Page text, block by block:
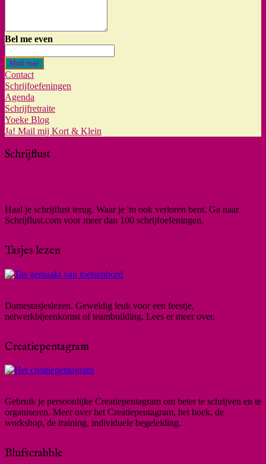
Bel me even
Mail me!
Contact
Schrijfoefeningen
Agenda
Schrijfretraite
Yoeke Blog
Ja! Mail mij Kort & Klein
Schrijflust
Haal je schrijflust terug. Waar je 'm ook verloren bent. Ga naar
Schrijflust.com voor meer dan 100 schrijfoefeningen.
Tasjes lezen
Damestasjeslezen. Geweldig leuk voor een feestje,
netwerkbijeenkomst of teambuilding. Lees er meer over.
Creatiepentagram
Gebruik je persoonlijke Creatiepentagram om beter te schrijven en te
organiseren. Meer over het Creatiepentagram, het boek, de
workshop, de training, individuele begeleiding.
Blufscrabble